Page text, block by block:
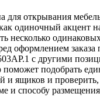
для открывания
одиночный акцент
несколько
оформлением заказа
с другими
поможет подобрать
и ящиков и
и способу